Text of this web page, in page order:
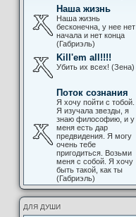
Наша жизнь
Наша жизнь
бесконечна, у нее нет
начала и нет конца
(Габриэль)
Kill'em all!!!!
Убить их всех! (Зена)
Поток сознания
Я хочу пойти с тобой.
Я изучала звезды, я
знаю философию, и у
меня есть дар
предвидения. Я могу
очень тебе
пригодиться. Возьми
меня с собой. Я хочу
быть такой, как ты
(Габриэль)
ДЛЯ ДУШИ